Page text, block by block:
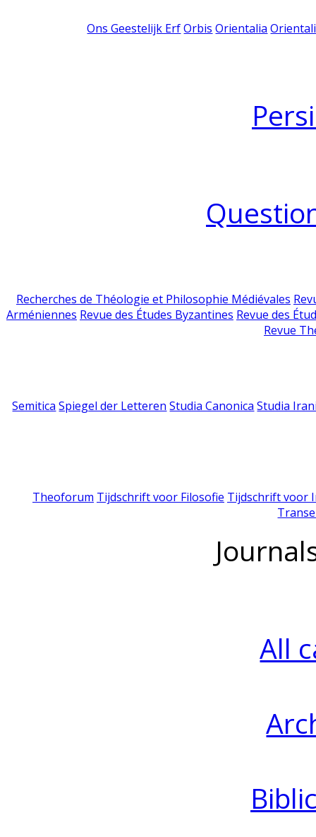
Ons Geestelijk Erf Orbis Orientalia
Recherches de Théologie et Philosophie Médiévales
Arméniennes Revue des Études Byzantines Revue des
Revue
Semitica Spiegel der Letteren Studia Canonica Studia
Theoforum Tijdschrift voor Filosofie Tijdschrift voor
All